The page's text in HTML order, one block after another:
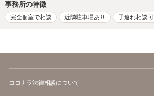
事務所の特徴
完全個室で相談 近隣駐車場あり 子連れ相談可
ココナラ法律相談について